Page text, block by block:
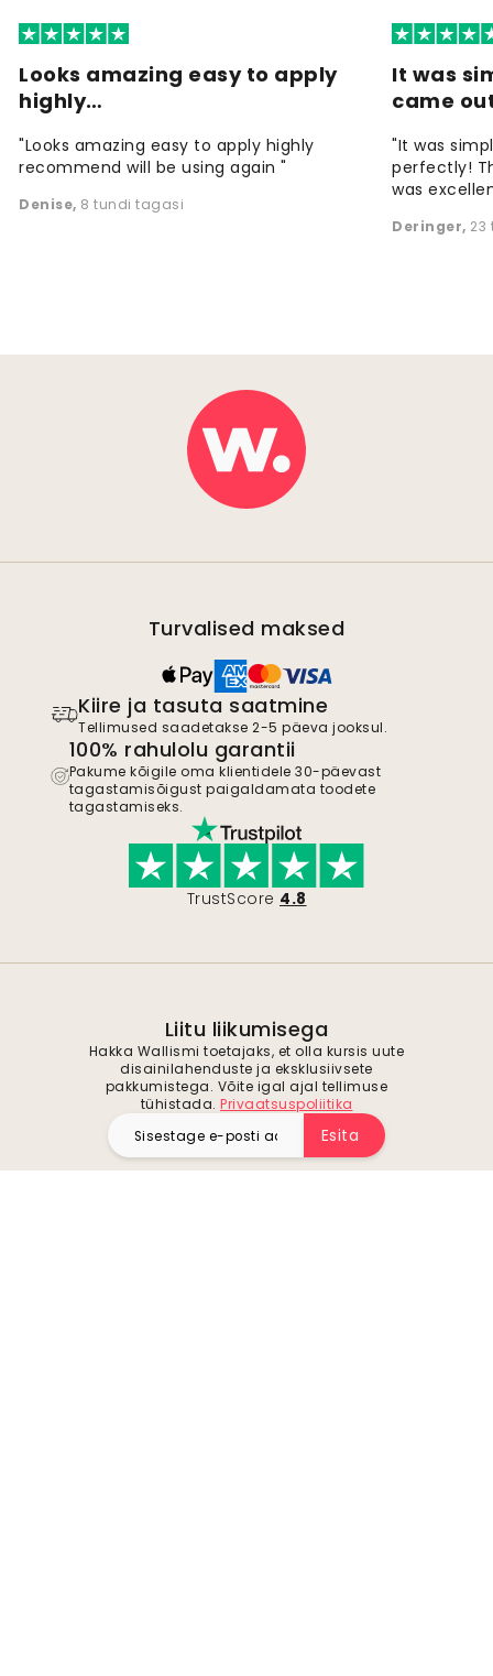
Looks amazing easy to apply
highly…
"Looks amazing easy to apply highly
recommend will be using again "
Denise, 8 tundi tagasi
It was
came
"It was
perfectly!
was
Deringer, 23
Turvalised maksed
Kiire ja tasuta saatmine
Tellimused saadetakse 2-5 päeva jooksul.
100% rahulolu garantii
Pakume kõigile oma klientidele 30-päevast
tagastamisõigust paigaldamata toodete
tagastamiseks.
TrustScore 4.8
Liitu liikumisega
Hakka Wallismi toetajaks, et olla kursis uute
disainilahenduste ja eksklusiivsete
pakkumistega. Võite igal ajal tellimuse
tühistada. Privaatsuspoliitika
Esita